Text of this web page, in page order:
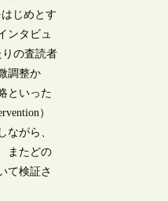
じめとす
ンタビュ
の査読者
調整か
といった
）
ながら、
またどの
て検証さ